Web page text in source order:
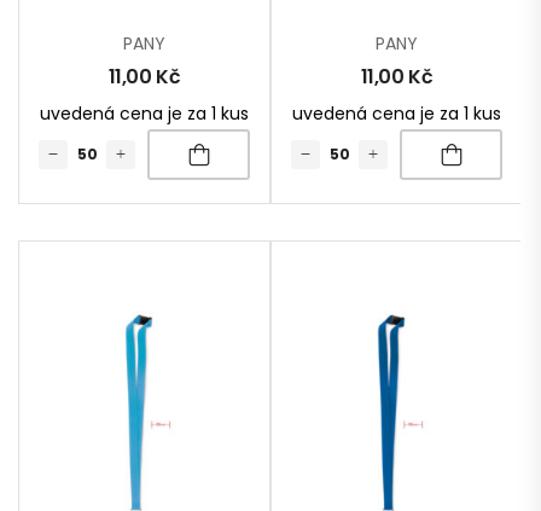
PANY
11,00 Kč
uvedená cena je za 1 kus
PANY
11,00 Kč
uvedená cena je za 1 kus